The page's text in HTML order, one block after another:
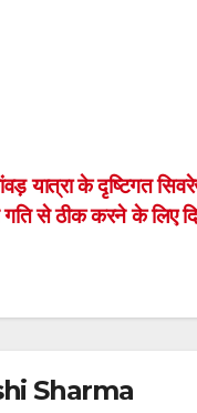
यात्रा के दृष्टिगत
गति से ठीक करने के लिए
Sharma